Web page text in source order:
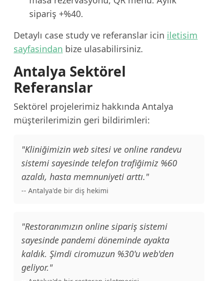
sipariş +%40.
Detaylı case study ve referanslar icin iletisim
sayfasindan bize ulasabilirsiniz.
Antalya Sektörel
Referanslar
Sektörel projelerimiz hakkında Antalya
müşterilerimizin geri bildirimleri:
"Kliniğimizin web sitesi ve online randevu
sistemi sayesinde telefon trafiğimiz %60
azaldı, hasta memnuniyeti arttı."
-- Antalya'de bir diş hekimi
"Restoranımızın online sipariş sistemi
sayesinde pandemi döneminde ayakta
kaldık. Şimdi ciromuzun %30'u web'den
geliyor."